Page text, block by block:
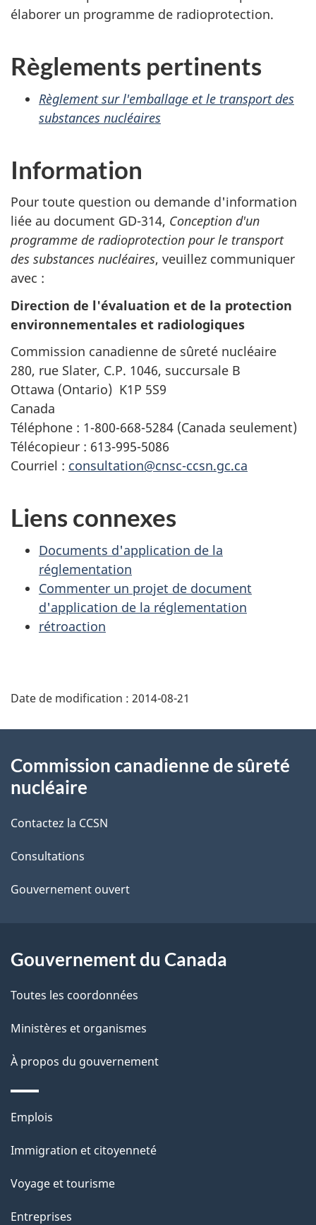
élaborer un programme de radioprotection.
Règlements pertinents
Règlement sur l'emballage et le transport des
substances nucléaires
Information
Pour toute question ou demande d'information
liée au document GD-314, Conception d'un
programme de radioprotection pour le transport
des substances nucléaires, veuillez communiquer
avec :
Direction de l'évaluation et de la protection
environnementales et radiologiques
Commission canadienne de sûreté nucléaire
280, rue Slater, C.P. 1046, succursale B
Ottawa (Ontario) K1P 5S9
Canada
Téléphone : 1-800-668-5284 (Canada seulement)
Télécopieur : 613-995-5086
Courriel : consultation@cnsc-ccsn.gc.ca
Liens connexes
Documents d'application de la
réglementation
Commenter un projet de document
d'application de la réglementation
rétroaction
é
a
i
l
s
d
l
a
g
e
Date de modification : 2014-08-21
propos
ce
site
Commission canadienne de sûreté
nucléaire
Contactez la CCSN
Consultations
Gouvernement ouvert
Gouvernement du Canada
Toutes les coordonnées
Ministères et organismes
À propos du gouvernement
Thèmes
sujets
Emplois
Immigration et citoyenneté
Voyage et tourisme
Entreprises